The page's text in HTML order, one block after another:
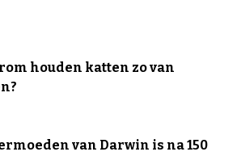
houden katten zo van
van Darwin is na 150